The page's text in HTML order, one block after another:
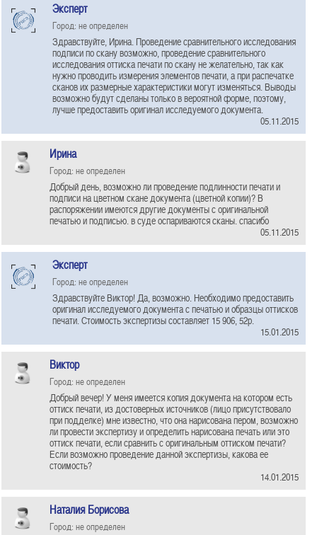
Эксперт
Город: не определен
Здравствуйте, Ирина. Проведение сравнительного исследования
подписи по скану возможно, проведение сравнительного
исследования оттиска печати по скану не желательно, так как
нужно проводить измерения элементов печати, а при распечатке
сканов их размерные характеристики могут изменяться. Выводы
возможно будут сделаны только в вероятной форме, поэтому,
лучше предоставить оригинал исследуемого документа.
05.11.2015
Ирина
Город: не определен
Добрый день, возможно ли проведение подлинности печати и
подписи на цветном скане документа (цветной копии)? В
распоряжении имеются другие документы с оригинальной
печатью и подписью. в суде оспариваются сканы. спасибо
05.11.2015
Эксперт
Город: не определен
Здравствуйте Виктор! Да, возможно. Необходимо предоставить
оригинал исследуемого документа с печатью и образцы оттисков
печати. Стоимость экспертизы составляет 15 906, 52р.
15.01.2015
Виктор
Город: не определен
Добрый вечер! У меня имеется копия документа на котором есть
оттиск печати, из достоверных источников (лицо присутствовало
при подделке) мне известно, что она нарисована пером, возможно
ли провести экспертизу и определить нарисована печать или это
оттиск печати, если сравнить с оригинальным оттиском печати?
Если возможно проведение данной экспертизы, какова ее
стоимость?
14.01.2015
Наталия Борисова
Город: не определен